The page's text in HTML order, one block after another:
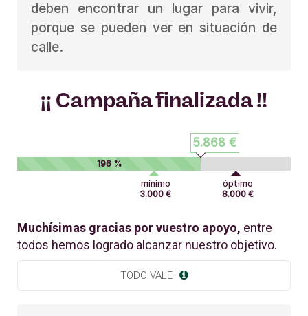
deben encontrar un lugar para vivir,
porque se pueden ver en situación de
calle.
¡¡ Campaña finalizada !!
5.868 €
196 %
mínimo
3.000 €
óptimo
8.000 €
Muchísimas gracias por vuestro apoyo, entre
todos hemos logrado alcanzar nuestro objetivo.
TODO VALE